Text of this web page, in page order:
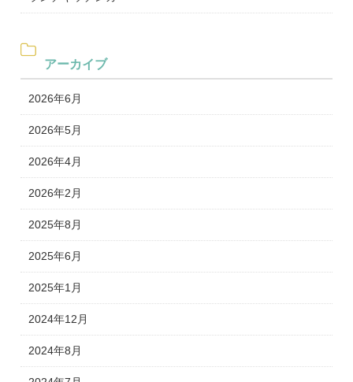
アーカイブ
2026年6月
2026年5月
2026年4月
2026年2月
2025年8月
2025年6月
2025年1月
2024年12月
2024年8月